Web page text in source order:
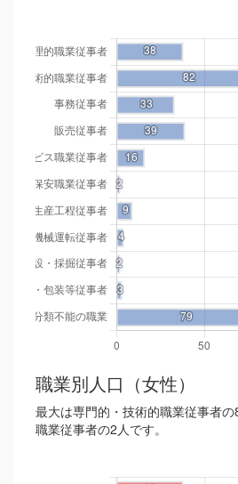
職業別人口（女性）
最大は専門的・技術的職業従事者
職業従事者の2人です。